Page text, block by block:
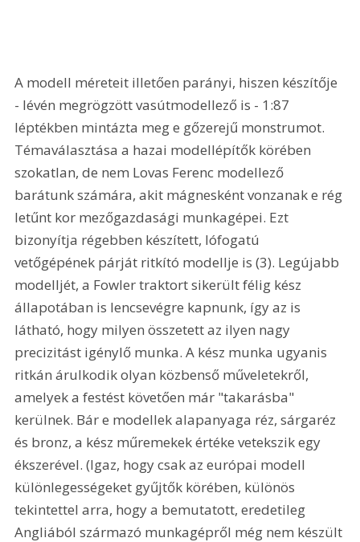
A modell méreteit illetően parányi, hiszen készítője
- lévén megrögzött vasútmodellező is - 1:87
léptékben mintázta meg e gőzerejű monstrumot.
Témaválasztása a hazai modellépítők körében
szokatlan, de nem Lovas Ferenc modellező
barátunk számára, akit mágnesként vonzanak e rég
letűnt kor mezőgazdasági munkagépei. Ezt
bizonyítja régebben készített, lófogatú
vetőgépének párját ritkító modellje is (3). Legújabb
modelljét, a Fowler traktort sikerült félig kész
állapotában is lencsevégre kapnunk, így az is
látható, hogy milyen összetett az ilyen nagy
precizitást igénylő munka. A kész munka ugyanis
ritkán árulkodik olyan közbenső műveletekről,
amelyek a festést követően már "takarásba"
kerülnek. Bár e modellek alapanyaga réz, sárgaréz
és bronz, a kész műremekek értéke vetekszik egy
ékszerével. (Igaz, hogy csak az európai modell
különlegességeket gyűjtők körében, különös
tekintettel arra, hogy a bemutatott, eredetileg
Angliából származó munkagépről még nem készült